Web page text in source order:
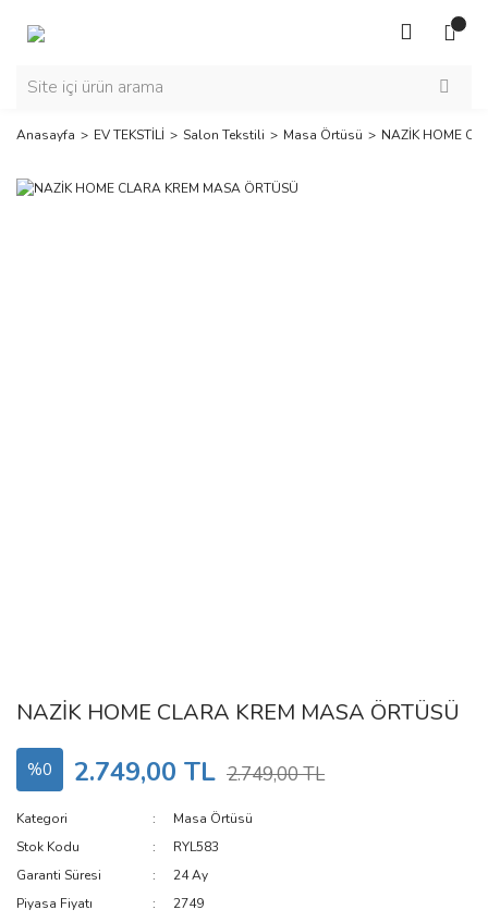
Anasayfa EV TEKSTİLİ Salon Tekstili Masa Örtüsü NAZİK HOME
NAZİK HOME CLARA KREM MASA ÖRTÜSÜ
%0 2.749,00 TL 2.749,00 TL
Kategori
Masa Örtüsü
Stok Kodu
RYL583
Garanti Süresi
24 Ay
Piyasa Fiyatı
2749